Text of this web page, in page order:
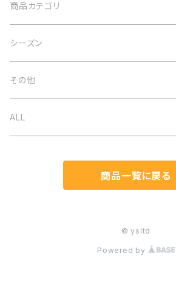
商品カテゴリ
アクセサリー
ネックレス
イヤリング
バッグ
ベルト
シーズン
オケージョン
春夏
その他
ALL
商品一覧に戻る
© ysltd
Powered by